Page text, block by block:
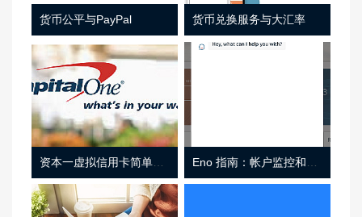
货币公平与PayPal 货币兑换服务与大汇率
资本一虚拟信用卡简单介绍